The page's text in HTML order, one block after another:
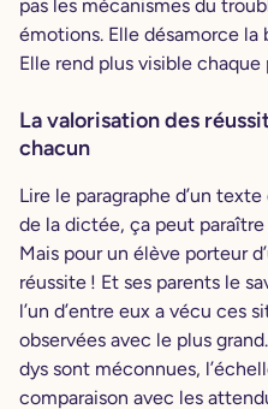
pas les mécanismes du
émotions. Elle désamorce la
Elle rend plus visible chaque
La valorisation des
chacun
Lire le paragraphe d’un
de la dictée, ça peut paraître
Mais pour un élève porteur
réussite ! Et ses parents le
l’un d’entre eux a vécu ces
observées avec le plus
dys sont méconnues,
comparaison avec les